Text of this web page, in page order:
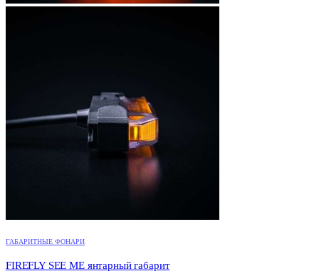
ГАБАРИТНЫЕ ФОНАРИ
FIREFLY SEE ME янтарный габарит